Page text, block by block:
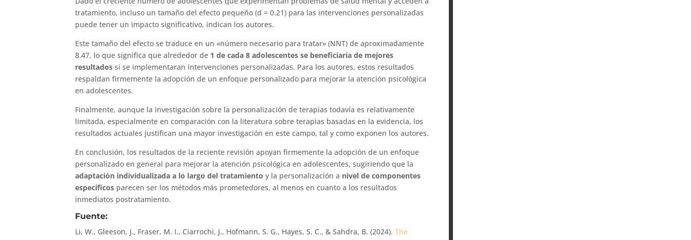
tratamiento, incluso un tamaño del efecto pequeño (d = 0.21) para las intervenciones personalizadas
puede tener un impacto significativo, indican los autores.
Este tamaño del efecto se traduce en un «número necesario para tratar» (NNT) de aproximadamente
8.47, lo que significa que alrededor de 1 de cada 8 adolescentes se beneficiaría de mejores
resultados si se implementaran intervenciones personalizadas. Para los autores, estos resultados
respaldan firmemente la adopción de un enfoque personalizado para mejorar la atención psicológica
en adolescentes.
Finalmente, aunque la investigación sobre la personalización de terapias todavía es relativamente
limitada, especialmente en comparación con la literatura sobre terapias basadas en la evidencia, los
resultados actuales justifican una mayor investigación en este campo, tal y como exponen los autores.
En conclusión, los resultados de la reciente revisión apoyan firmemente la adopción de un enfoque
personalizado en general para mejorar la atención psicológica en adolescentes, sugiriendo que la
adaptación individualizada a lo largo del tratamiento y la personalización a nivel de componentes
específicos parecen ser los métodos más prometedores, al menos en cuanto a los resultados
inmediatos postratamiento.
Fuente:
Li, W., Gleeson, J., Fraser, M. I., Ciarrochi, J., Hofmann, S. G., Hayes, S. C., & Sahdra, B. (2024).The